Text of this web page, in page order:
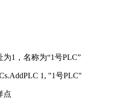
1，名称为“1号PLC”
1, "1号PLC"
点